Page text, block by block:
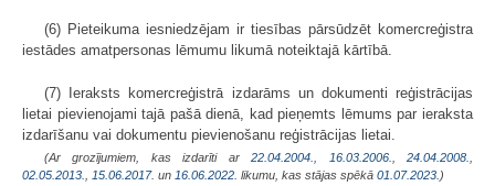
(6) Pieteikuma iesniedzējam ir tiesības pārsūdzēt komercreģistra
iestādes amatpersonas lēmumu likumā noteiktajā kārtībā.
(7) Ieraksts komercreģistrā izdarāms un dokumenti reģistrācijas
lietai pievienojami tajā pašā dienā, kad pieņemts lēmums par ieraksta
izdarīšanu vai dokumentu pievienošanu reģistrācijas lietai.
(Ar grozījumiem, kas izdarīti ar22.04.2004. 16.03.2006. ,24.04.2008.
02.05.2013.
15.06.2017. un 16.06.2022 . likumu, kas stājas spēkā 01.07.2023. )